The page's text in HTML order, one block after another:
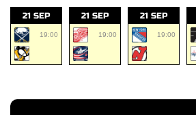
21 SEP
19:00
21 SEP
19:00
21 SEP
19:00